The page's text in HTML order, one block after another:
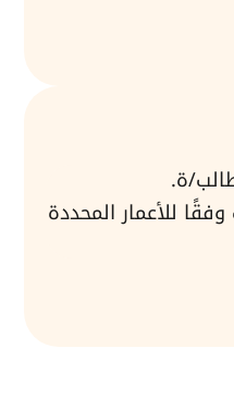
ة.
للأعمار المحددة